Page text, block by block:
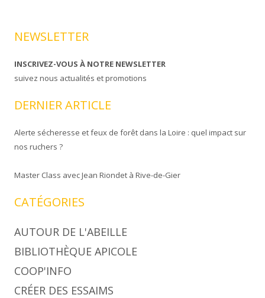
NEWSLETTER
INSCRIVEZ-VOUS À NOTRE NEWSLETTER
suivez nous actualités et promotions
DERNIER ARTICLE
Alerte sécheresse et feux de forêt dans la Loire : quel impact sur
nos ruchers ?
Master Class avec Jean Riondet à Rive-de-Gier
CATÉGORIES
AUTOUR DE L'ABEILLE
BIBLIOTHÈQUE APICOLE
COOP'INFO
CRÉER DES ESSAIMS